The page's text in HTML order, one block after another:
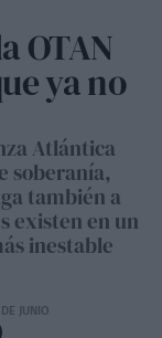
OTAN
ya no
Atlántica
soberanía,
también a
existen en un
inestable
JUNIO